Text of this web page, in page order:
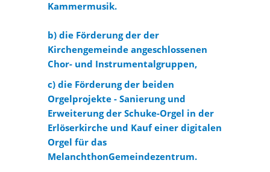
Kammermusik.
b) die Förderung der der
Kirchengemeinde angeschlossenen
Chor- und Instrumentalgruppen,
c) die Förderung der beiden
Orgelprojekte - Sanierung und
Erweiterung der Schuke-Orgel in der
Erlöserkirche und Kauf einer digitalen
Orgel für das
MelanchthonGemeindezentrum.